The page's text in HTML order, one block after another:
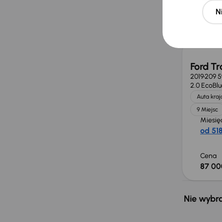
80
Ford
2019209
2.0
Auta
9 Miejsc
od
Cena
87
Nie